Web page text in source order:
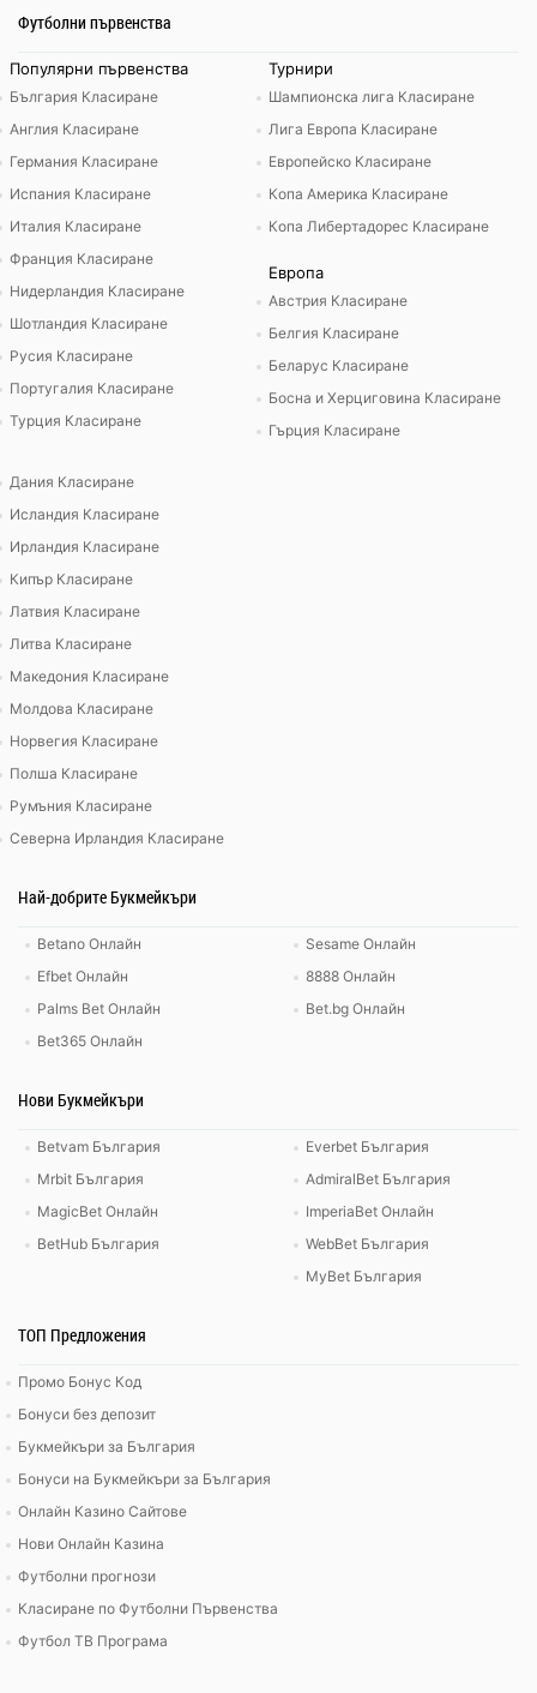
Футболни първенства
Популярни първенства
България Класиране
Англия Класиране
Германия Класиране
Испания Класиране
Италия Класиране
Франция Класиране
Нидерландия Класиране
Шотландия Класиране
Русия Класиране
Португалия Класиране
Турция Класиране
Турнири
Шампионска лига Класиране
Лига Европа Класиране
Европейско Класиране
Копа Америка Класиране
Копа Либертадорес Класиране
Европа
Австрия Класиране
Белгия Класиране
Беларус Класиране
Босна и Херциговина Класиране
Гърция Класиране
Дания Класиране
Исландия Класиране
Ирландия Класиране
Кипър Класиране
Латвия Класиране
Литва Класиране
Македония Класиране
Молдова Класиране
Норвегия Класиране
Полша Класиране
Румъния Класиране
Северна Ирландия Класиране
Най-добрите Букмейкъри
Betano Онлайн
Efbet Онлайн
Palms Bet Онлайн
Bet365 Онлайн
Sesame Онлайн
8888 Онлайн
Bet.bg Онлайн
Нови Букмейкъри
Betvam България
Mrbit България
MagicBet Онлайн
BetHub България
Everbet България
AdmiralBet България
ImperiaBet Онлайн
WebBet България
MyBet България
ТОП Предложения
Промо Бонус Код
Бонуси без депозит
Букмейкъри за България
Бонуси на Букмейкъри за България
Онлайн Казино Сайтове
Нови Онлайн Казина
Футболни прогнози
Класиране по Футболни Първенства
Футбол ТВ Програма